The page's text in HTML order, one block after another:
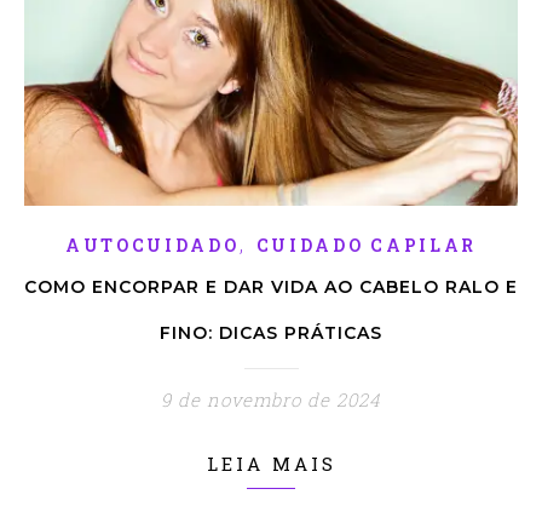
AUTOCUIDADO , CUIDADO CAPILAR
COMO ENCORPAR E DAR VIDA AO CABELO RALO E
FINO: DICAS PRÁTICAS
9 de novembro de 2024
LEIA MAIS